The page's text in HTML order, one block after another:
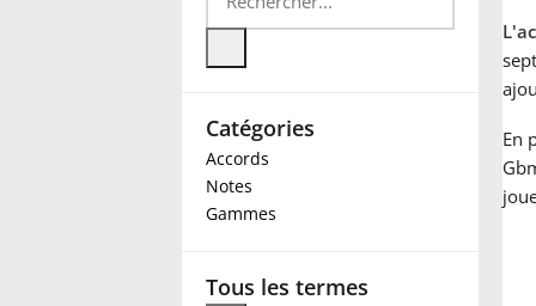
Deutsch
Español
Catégories
Accords
Notes
Gammes
Tous les termes
En